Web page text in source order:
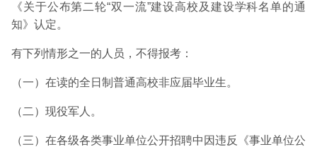
《关于公布第二轮“双一流”建设高校及建设学科名单的通
知》认定。
有下列情形之一的人员，不得报考：
（一）在读的全日制普通高校非应届毕业生。
（二）现役军人。
（三）在各级各类事业单位公开招聘中因违反《事业单位公